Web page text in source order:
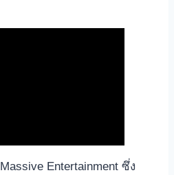
Entertainment ซึ่ง